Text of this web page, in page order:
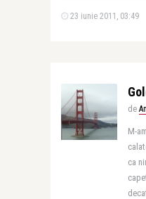
23 iunie 2011, 03:49
de
M-
ca